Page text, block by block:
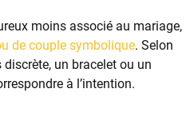
moins associé au mariage,
de couple symbolique. Selon
un bracelet ou un
à l’intention.